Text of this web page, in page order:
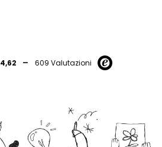
4,62 - 609 Valutazioni